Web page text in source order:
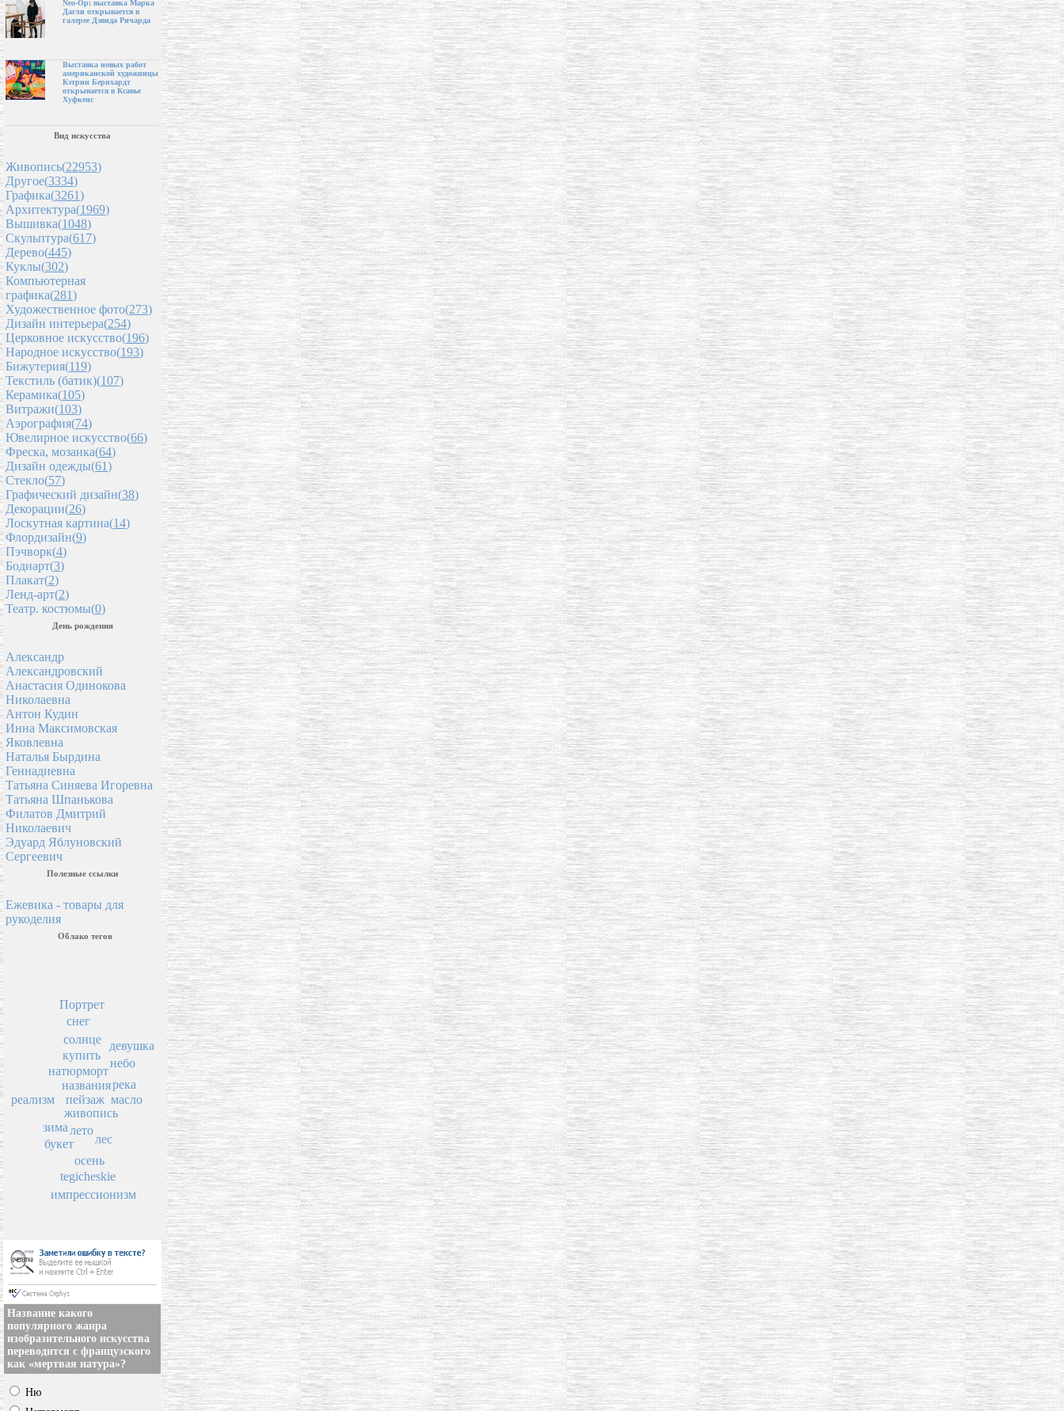
Neo-Op: выставка Марка
Дагли открывается в
галерее Дэвида Ричарда
Выставка новых работ
американской художницы
Кэтрин Бернхардт
открывается в Ксавье
Хуфкенс
Вид искусства
Живопись(22953)
Другое(3334)
Графика(3261)
Архитектура(1969)
Вышивка(1048)
Скульптура(617)
Дерево(445)
Куклы(302)
Компьютерная
графика(281)
Художественное фото(273)
Дизайн интерьера(254)
Церковное искусство(196)
Народное искусство(193)
Бижутерия(119)
Текстиль (батик)(107)
Керамика(105)
Витражи(103)
Аэрография(74)
Ювелирное искусство(66)
Фреска, мозаика(64)
Дизайн одежды(61)
Стекло(57)
Графический дизайн(38)
Декорации(26)
Лоскутная картина(14)
Флордизайн(9)
Пэчворк(4)
Бодиарт(3)
Плакат(2)
Ленд-арт(2)
Театр. костюмы(0)
День рождения
Александр
Александровский
Анастасия Одинокова
Николаевна
Антон Кудин
Инна Максимовская
Яковлевна
Наталья Бырдина
Геннадиевна
Татьяна Синяева Игоревна
Татьяна Шпанькова
Филатов Дмитрий
Николаевич
Эдуард Яблуновский
Сергеевич
Полезные ссылки
Ежевика - товары для
рукоделия
Облако тегов
пейзаж
названия
живопись
лето
натюрморт
купить
солнце
лес
зима
осень
букет
масло
река
снег
tegicheskie
реализм
небо
импрессионизм
Портрет
девушка
Название какого
популярного жанра
изобразительного искусства
переводится с французского
как «мертвая натура»?
Ню